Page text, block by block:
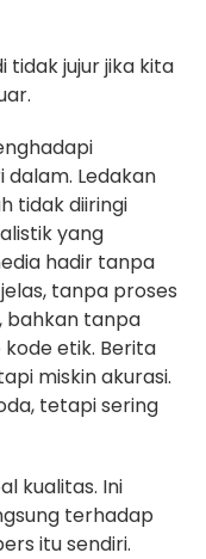
tidak jujur jika kita
dalam. Ledakan
tidak diiringi
yang
hadir tanpa
tanpa proses
bahkan tanpa
etik. Berita
miskin akurasi.
tetapi sering
kualitas. Ini
terhadap
itu sendiri.